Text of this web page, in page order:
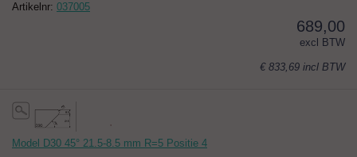
Artikelnr: 037005
689,00
excl BTW
€ 833,69 incl BTW
Model D30 45° 21.5-8.5 mm R=5 Positie 4